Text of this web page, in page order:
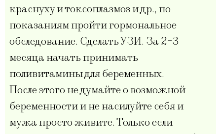
краснуху и токсоплазмоз и др., по
показаниям пройти гормональное
обследование. Сделать УЗИ. За 2-3
месяца начать принимать
поливитамины для беременных.
После этого не думайте о возможной
беременности и не насилуйте себя и
мужа просто живите. Только если